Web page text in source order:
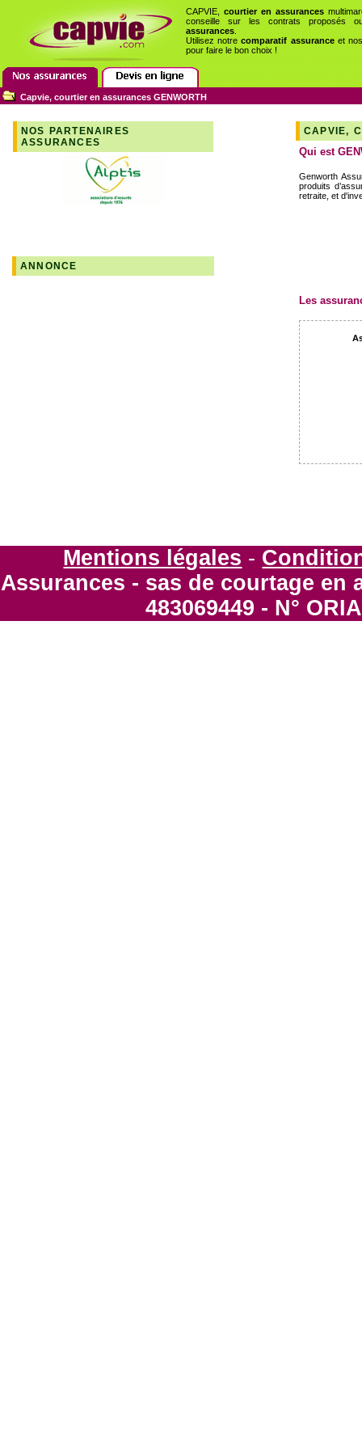
Capvie, courtier en assurances GENWORTH
CAPVIE,courtier en assurances
conseille sur les contrats proposés
assurances
Utilisez notrecomparatif assuranceet
pour faire le bon choix !
NOS PARTENAIRES
ASSURANCES
ANNONCE
CAPVIE,
Qui est
Genworth
produits
retraite, et
Les
Mentions légales -
Assurances - sas de courtage en
483069449 - N°